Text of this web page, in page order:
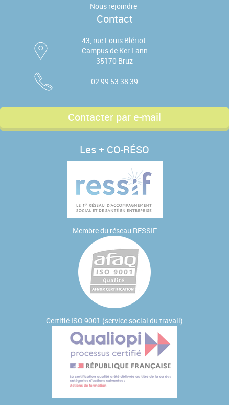
Nous rejoindre
Contact
43, rue Louis Blériot
Campus de Ker Lann
35170 Bruz
02 99 53 38 39
Contacter par e-mail
Les + CO-RÉSO
Membre du réseau RESSIF
Certifié ISO 9001 (service social du travail)